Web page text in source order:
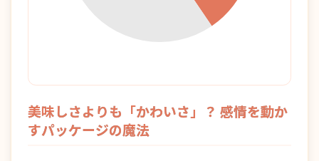
美味しさよりも「かわいさ」？ 感情を動か
すパッケージの魔法